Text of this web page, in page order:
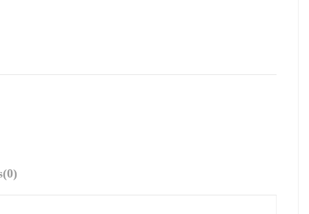
(0)